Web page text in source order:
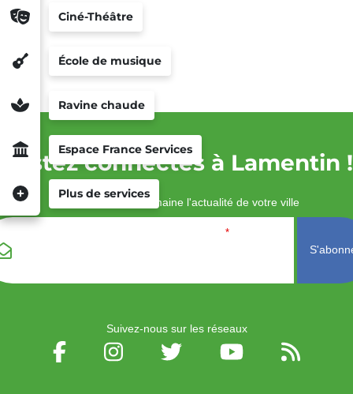
Ciné-Théâtre
École de musique
Ravine chaude
Espace France Services
Plus de services
Restez connectés à Lamentin !
Recevez chaque semaine l'actualité de votre ville
Veuillez laisser ce
*
Suivez-nous sur les réseaux